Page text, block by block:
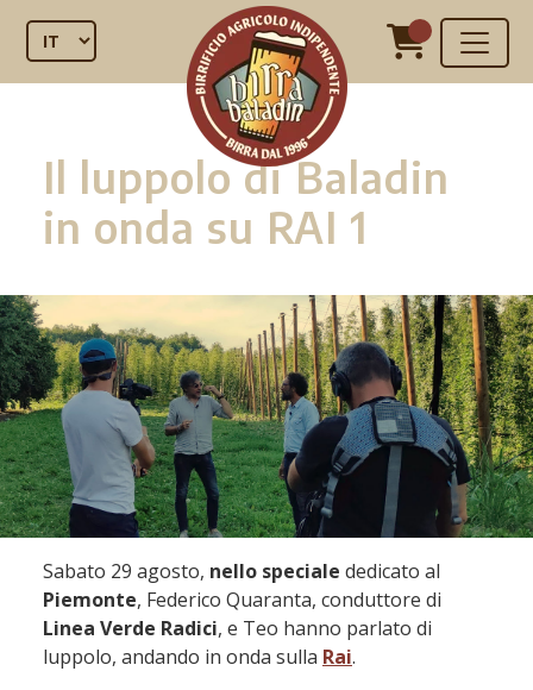
Il luppolo di Baladin
in onda su RAI 1
Sabato 29 agosto, nello speciale dedicato al
Piemonte, Federico Quaranta, conduttore di
Linea Verde Radici, e Teo hanno parlato di
luppolo, andando in onda sulla Rai.